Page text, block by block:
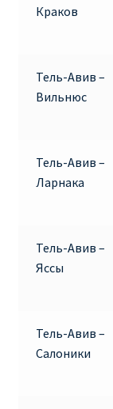
RYANAIR
Ryanair онлайн
Ryanair пересадки
Ryanair Польша
RYANAIR
Краков
Тель-Авив –
Вильнюс
Тель-Авив –
Ларнака
Тель-Авив –
Яссы
Тель-Авив –
Салоники